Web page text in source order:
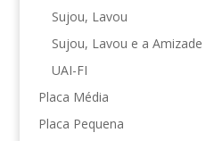
Sujou, Lavou
Sujou, Lavou e a
UAI-FI
Placa Média
Placa Pequena